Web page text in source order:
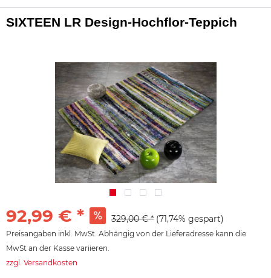
SIXTEEN LR Design-Hochflor-Teppich
92,99 € * 329,00 € * (71,74% gespart)
Preisangaben inkl. MwSt. Abhängig von der Lieferadresse kann die
MwSt an der Kasse variieren.
zzgl. Versandkosten